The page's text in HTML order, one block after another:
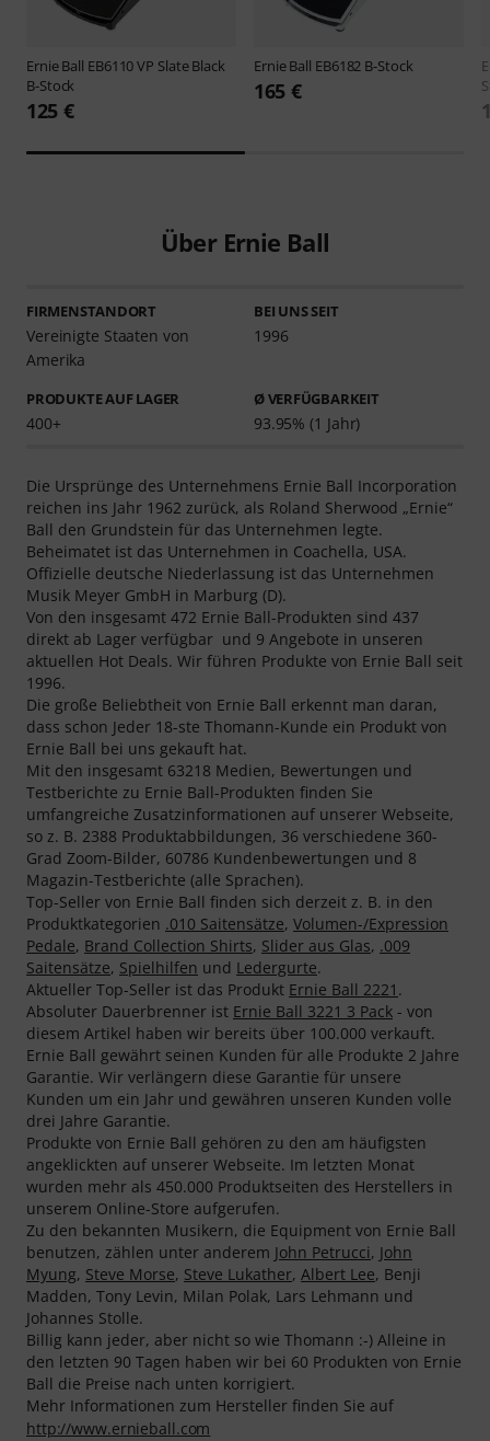
Ernie Ball EB6110 VP Slate Black
B-Stock
125 €
Ernie Ball EB6182 B-Stock
165 €
Über Ernie Ball
FIRMENSTANDORT
Vereinigte Staaten von
Amerika
BEI UNS SEIT
1996
PRODUKTE AUF LAGER
400+
Ø VERFÜGBARKEIT
93.95% (1 Jahr)
Die Ursprünge des Unternehmens Ernie Ball Incorporation
reichen ins Jahr 1962 zurück, als Roland Sherwood „Ernie“
Ball den Grundstein für das Unternehmen legte.
Beheimatet ist das Unternehmen in Coachella, USA.
Offizielle deutsche Niederlassung ist das Unternehmen
Musik Meyer GmbH in Marburg (D).
Von den insgesamt 472 Ernie Ball-Produkten sind 437
direkt ab Lager verfügbar und 9 Angebote in unseren
aktuellen Hot Deals. Wir führen Produkte von Ernie Ball seit
1996.
Die große Beliebtheit von Ernie Ball erkennt man daran,
dass schon Jeder 18-ste Thomann-Kunde ein Produkt von
Ernie Ball bei uns gekauft hat.
Mit den insgesamt 63218 Medien, Bewertungen und
Testberichte zu Ernie Ball-Produkten finden Sie
umfangreiche Zusatzinformationen auf unserer Webseite,
so z. B. 2388 Produktabbildungen, 36 verschiedene 360-
Grad Zoom-Bilder, 60786 Kundenbewertungen und 8
Magazin-Testberichte (alle Sprachen).
Top-Seller von Ernie Ball finden sich derzeit z. B. in den
Produktkategorien .010 Saitensätze, Volumen-/Expression
Pedale, Brand Collection Shirts, Slider aus Glas, .009
Saitensätze, Spielhilfen und Ledergurte.
Aktueller Top-Seller ist das Produkt Ernie Ball 2221 .
Absoluter Dauerbrenner ist Ernie Ball 3221 3 Pack - von
diesem Artikel haben wir bereits über 100.000 verkauft.
Ernie Ball gewährt seinen Kunden für alle Produkte 2 Jahre
Garantie. Wir verlängern diese Garantie für unsere
Kunden um ein Jahr und gewähren unseren Kunden volle
drei Jahre Garantie.
Produkte von Ernie Ball gehören zu den am häufigsten
angeklickten auf unserer Webseite. Im letzten Monat
wurden mehr als 450.000 Produktseiten des Herstellers in
unserem Online-Store aufgerufen.
Zu den bekannten Musikern, die Equipment von Ernie Ball
benutzen, zählen unter anderem John Petrucci, John
Myung, Steve Morse, Steve Lukather, Albert Lee, Benji
Madden, Tony Levin, Milan Polak, Lars Lehmann und
Johannes Stolle.
Billig kann jeder, aber nicht so wie Thomann :-) Alleine in
den letzten 90 Tagen haben wir bei 60 Produkten von Ernie
Ball die Preise nach unten korrigiert.
Mehr Informationen zum Hersteller finden Sie auf
http://www.ernieball.com